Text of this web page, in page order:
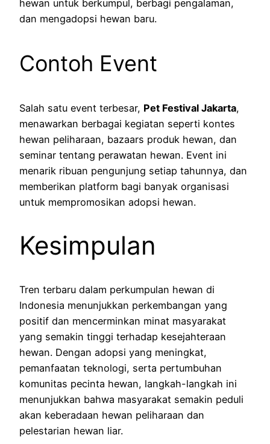
hewan untuk berkumpul, berbagi pengalaman,
dan mengadopsi hewan baru.
Contoh Event
Salah satu event terbesar, Pet Festival Jakarta,
menawarkan berbagai kegiatan seperti kontes
hewan peliharaan, bazaars produk hewan, dan
seminar tentang perawatan hewan. Event ini
menarik ribuan pengunjung setiap tahunnya, dan
memberikan platform bagi banyak organisasi
untuk mempromosikan adopsi hewan.
Kesimpulan
Tren terbaru dalam perkumpulan hewan di
Indonesia menunjukkan perkembangan yang
positif dan mencerminkan minat masyarakat
yang semakin tinggi terhadap kesejahteraan
hewan. Dengan adopsi yang meningkat,
pemanfaatan teknologi, serta pertumbuhan
komunitas pecinta hewan, langkah-langkah ini
menunjukkan bahwa masyarakat semakin peduli
akan keberadaan hewan peliharaan dan
pelestarian hewan liar.